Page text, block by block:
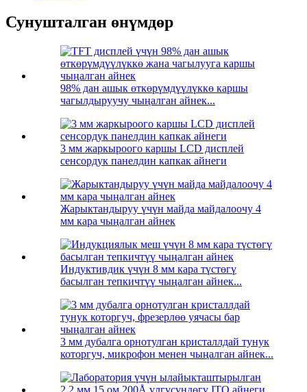
Сунушталган өнүмдөр
98% дан ашык өткөрүмдүүлүккө каршы
чагылдыруучу чыңалган айнек...
3 мм жаркыроого каршы LCD дисплей
сенсордук панелдин капкак айнеги
Жарыктандыруу үчүн майда майдалоочу 4
мм кара чыңалган айнек
Индуктивдик үчүн 8 мм кара түстөгү
басылган тепкичтүү чыңалган айнек...
3 мм дубалга орнотулган кристаллдай тунук
которгуч, микрофон менен чыңалган айнек...